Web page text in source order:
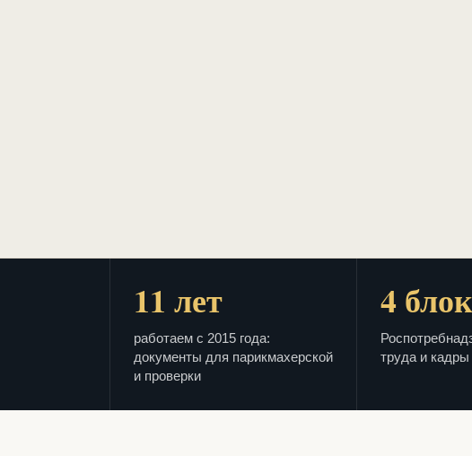
11 лет
работаем с 2015 года:
документы для парикмахерской
и проверки
4
труда и